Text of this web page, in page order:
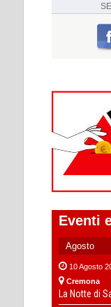
Eventi
10 Agosto
Cremona
La Notte di